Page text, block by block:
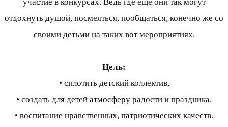
участие в конкурсах. Ведь где еще они так могут
отдохнуть душой, посмеяться, пообщаться, конечно же со
своими детьми на таких вот мероприятиях.
Цель:
• сплотить детский коллектив,
• создать для детей атмосферу радости и праздника.
• воспитание нравственных, патриотических качеств.